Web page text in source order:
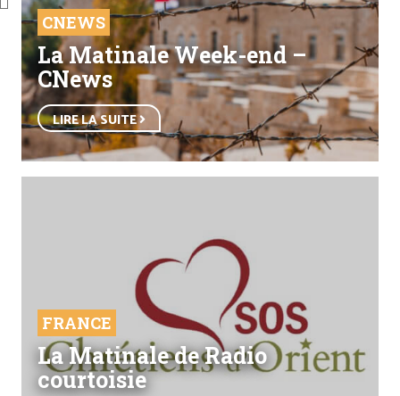
CNEWS
La Matinale Week-end –
CNews
LIRE LA SUITE
FRANCE
La Matinale de Radio
courtoisie